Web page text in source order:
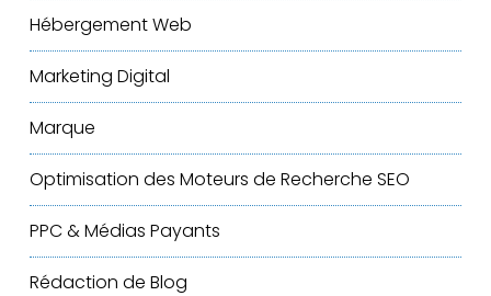
Hébergement Web
Marketing Digital
Marque
Optimisation des Moteurs de Recherche SEO
PPC & Médias Payants
Rédaction de Blog